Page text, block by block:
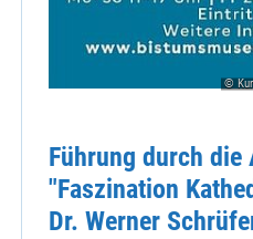
©
Führung durch die
"Faszination
Dr. Werner